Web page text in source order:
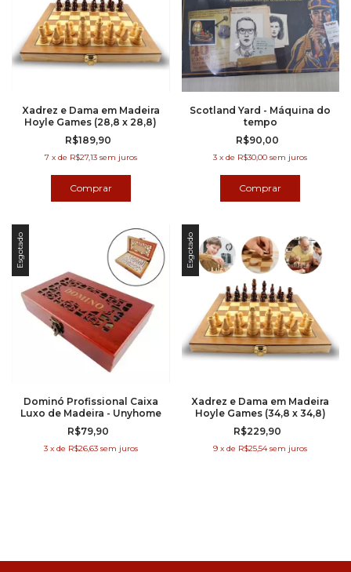
Xadrez e Dama em Madeira
Hoyle Games (28,8 x 28,8)
R$189,90
7 x de R$27,13 sem juros
Scotland Yard - Máquina do
tempo
R$90,00
3 xde R$30,00 sem juros
Esgotado
Dominó Profissional Caixa
Luxo de Madeira - Unyhome
R$79,90
3 x de R$26,63 sem juros
Esgotado
Xadrez e Dama em Madeira
Hoyle Games (34,8 x 34,8)
R$229,90
9 xde R$25,54 sem juros